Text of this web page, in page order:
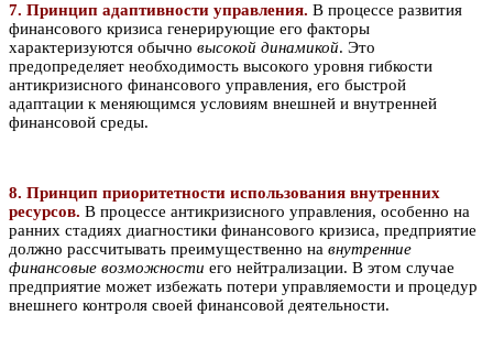
7. Принцип адаптивности управления. В процессе развития
финансового кризиса генерирующие его факторы
характеризуются обычно высокой динамикой. Это
предопределяет необходимость высокого уровня гибкости
антикризисного финансового управления, его быстрой
адаптации к меняющимся условиям внешней и внутренней
финансовой среды.
8. Принцип приоритетности использования внутренних
ресурсов. В процессе антикризисного управления, особенно на
ранних стадиях диагностики финансового кризиса, предприятие
должно рассчитывать преимущественно на внутренние
финансовые возможности его нейтрализации. В этом случае
предприятие может избежать потери управляемости и процедур
внешнего контроля своей финансовой деятельности.